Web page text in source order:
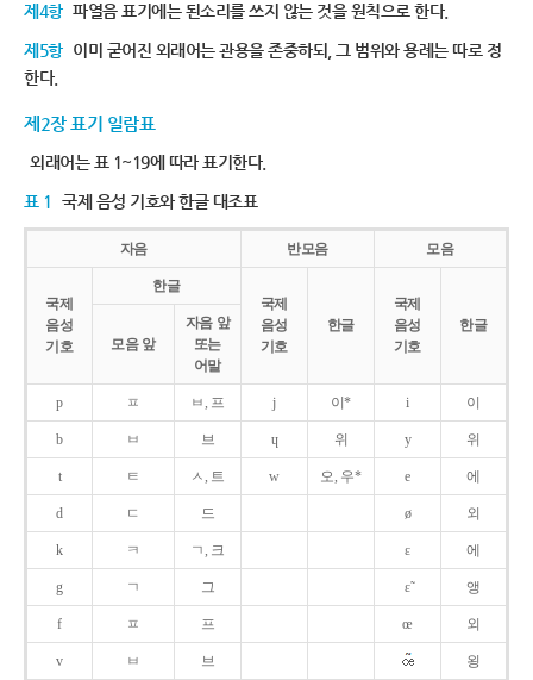
제4항 파열음 표기에는 된소리를 쓰지 않는 것을 원칙으로 한다.
제5항 이미 굳어진 외래어는 관용을 존중하되, 그 범위와 용례는 따로 정
한다.
제2장 표기 일람표
외래어는 표 1~19에 따라 표기한다.
표 1 국제 음성 기호와 한글 대조표
자음 반모음 모음
국제
음성
기호
한글
국제
음성
기호
한글
국제
음성
기호
한글
모음 앞
자음 앞
또는
어말
p ㅍ ㅂ, 프 j 이* i 이
b ㅂ 브 ɥ 위 y 위
t ㅌ ㅅ, 트 w 오, 우* e 에
d ㄷ 드 ø 외
k ㅋ ㄱ, 크 ɛ 에
g ㄱ 그 ɛ̃ 앵
f ㅍ 프 œ 외
v ㅂ 브 욍